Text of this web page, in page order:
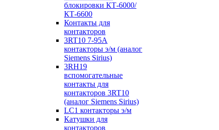
блокировки КТ-6000/
КТ-6600
Контакты для
контакторов
3RT10 7-95А
контакторы э/м (аналог
Siemens Sirius)
3RH19
вспомогательные
контакты для
контакторов 3RT10
(аналог Siemens Sirius)
LC1 контакторы э/м
Катушки для
контакторов